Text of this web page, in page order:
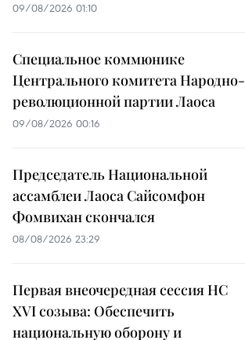
09/08/2026 01:10
Специальное коммюнике
Центрального комитета Народно-
революционной партии Лаоса
09/08/2026 00:16
Председатель Национальной
ассамблеи Лаоса Сайсомфон
Фомвихан скончался
08/08/2026 23:29
Первая внеочередная сессия НС
XVI созыва: Обеспечить
национальную оборону и